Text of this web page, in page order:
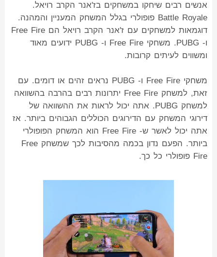
אנשים רבים שיחקו במשחקים בז'אנר הקרב רויאל.
Battle Royale פופולרי בגלל המשחק המעניין והמהנה.
דוגמאות למשחקים עם ז'אנר הקרב רויאל הם Free Fire
ו- PUBG. משחקי Free Fire ו- PUBG ידועים מאוד
ומשווים לעיתים קרובות.
משחקי Free Fire ו- PUBG נראים זהים או דומים. עם
זאת, למשחק Free Fire יתרונות רבים בהרבה בהשוואה
למשחק PUBG. אתה יכול לראות את ההשוואה של
דירוגי המשחק עם הדירוגים הכוללים הגבוהים ביותר. אז
אתה יכול לאשר ש- Free Fire הוא המשחק הפופולרי
ביותר. הפעם נדון בכמה מהסיבות לכך שמשחק Free
Fire פופולרי כל כך.